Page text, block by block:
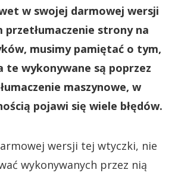
w swojej darmowej wersji
przetłumaczenie strony na
musimy pamiętać o tym,
te wykonywane są poprzez
maszynowe, w
pojawi się wiele błędów.
wersji tej wtyczki, nie
wykonywanych przez nią